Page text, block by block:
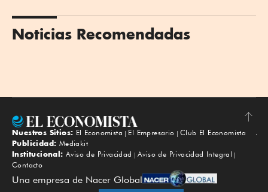
Noticias Recomendadas
Subir
Nuestros Sitios: El Economista El Empresario
Club El Economista
Publicidad: Mediakit
Institucional: Aviso de Privacidad
Aviso de Privacidad Integral
Contacto
Una empresa de Nacer Global